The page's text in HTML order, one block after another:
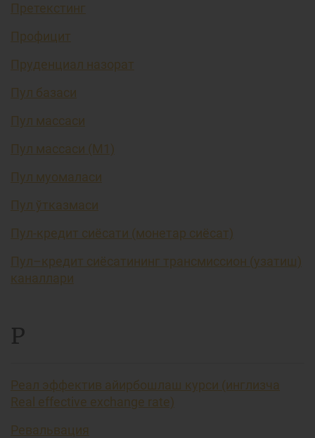
Претекстинг
Профицит
Пруденциал назорат
Пул базаси
Пул массаси
Пул массаси (М1)
Пул муомаласи
Пул ўтказмаси
Пул-кредит сиёсати (монетар сиёсат)
Пул–кредит сиёсатининг трансмиссион (узатиш)
каналлари
Р
Реал эффектив айирбошлаш курси (инглизча
Real effective exchange rate)
Ревальвация